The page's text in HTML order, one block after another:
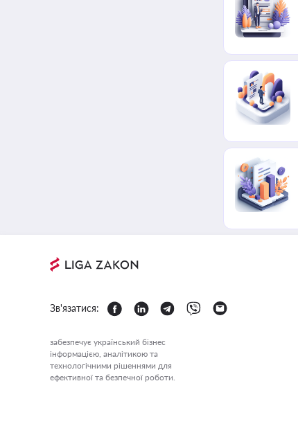
Зв'язатися:
забезпечує український бізнес
інформацією, аналітикою та
технологічними рішеннями для
ефективної та безпечної роботи.